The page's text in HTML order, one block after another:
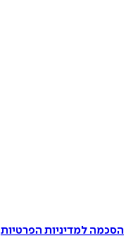
הסכמה למדיניות הפרטיות